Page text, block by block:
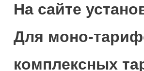
На сайте
Для моно-
комплексных